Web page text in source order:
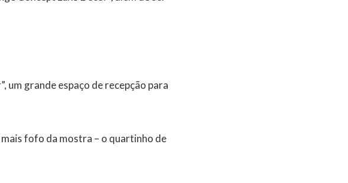
grande espaço de recepção para
mais fofo da mostra – o quartinho de